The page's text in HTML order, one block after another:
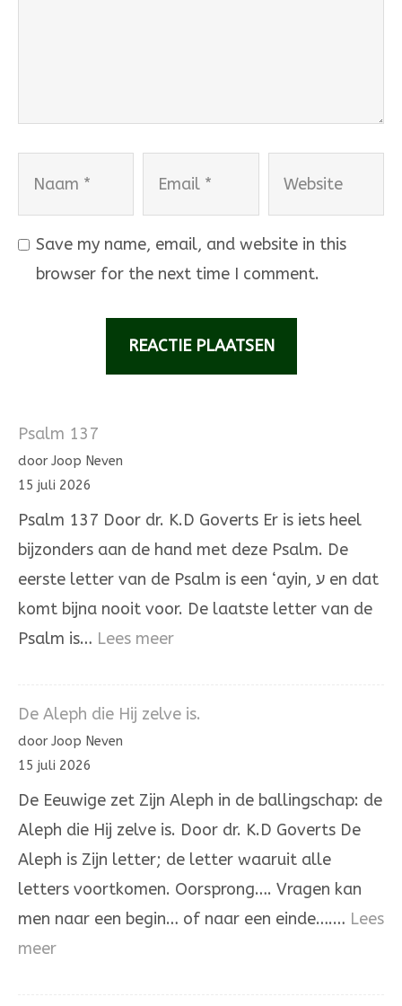
Save my name, email, and website in this
browser for the next time I comment.
Psalm 137
door Joop Neven
15 juli 2026
Psalm 137 Door dr. K.D Goverts Er is iets heel
bijzonders aan de hand met deze Psalm. De
eerste letter van de Psalm is een ‘ayin, ע en dat
komt bijna nooit voor. De laatste letter van de
Psalm is… Lees meer:
De Aleph die Hij zelve is.
door Joop Neven
15 juli 2026
De Eeuwige zet Zijn Aleph in de ballingschap: de
Aleph die Hij zelve is. Door dr. K.D Goverts De
Aleph is Zijn letter; de letter waaruit alle
letters voortkomen. Oorsprong…. Vragen kan
men naar een begin… of naar een einde….… Lees
meer: